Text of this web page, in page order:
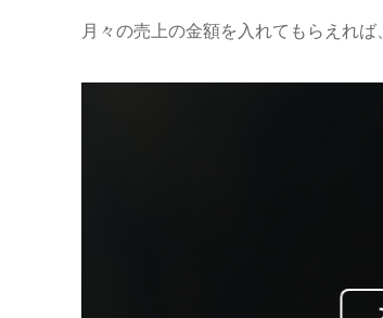
月々の売上の金額を入れてもらえれば、